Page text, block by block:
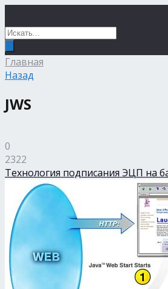
Главная
Назад
JWS
0
2322
Технология подписания ЭЦП на